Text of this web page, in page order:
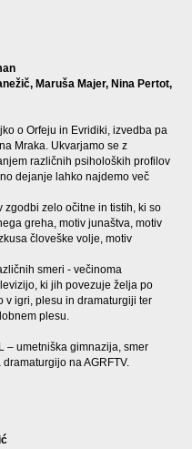
Maruša Majer, Nina Pertot,
o Orfeju in Evridiki, izvedba pa
Mraka. Ukvarjamo se z
različnih psiholoških profilov
dejanje lahko najdemo več
zgodbi zelo očitne in tistih, ki so
greha, motiv junaštva, motiv
človeške volje, motiv
smeri - večinoma
ki jih povezuje želja po
v igri, plesu in dramaturgiji ter
plesu.
– umetniška gimnazija, smer
na AGRFTV.